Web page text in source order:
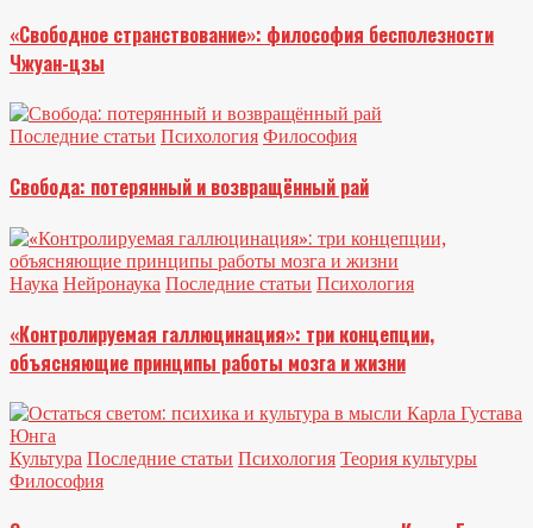
«Свободное странствование»: философия бесполезности
Чжуан-цзы
Последние статьи Психология Философия
Свобода: потерянный и возвращённый рай
Наука Нейронаука Последние статьи Психология
«Контролируемая галлюцинация»: три концепции,
объясняющие принципы работы мозга и жизни
Культура Последние статьи Психология Теория культуры
Философия